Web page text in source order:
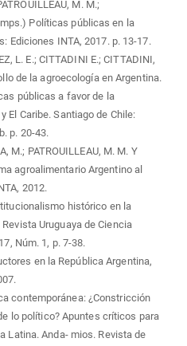
M. M.;
Políticas públicas en la
Ediciones INTA, 2017. p. 13-17.
L. E.; CITTADINI E.; CITTADINI,
de la agroecología en Argentina.
públicas a favor de la
El Caribe. Santiago de Chile:
p. 20-43.
M.; PATROUILLEAU, M. M. Y
agroalimentario Argentino al
2012.
histórico en la
Uruguaya de Ciencia
Núm. 1, p. 7-38.
en la República Argentina,
contemporánea: ¿Constricción
lo político? Apuntes críticos para
Latina. Anda- mios. Revista de